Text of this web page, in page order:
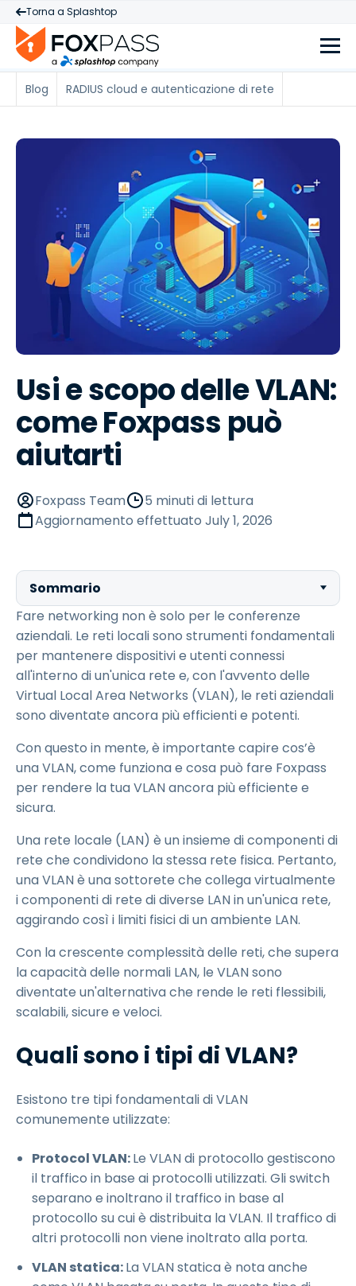
Torna a Splashtop
Blog RADIUS cloud e autenticazione di rete
Usi e scopo delle VLAN:
come Foxpass può
aiutarti
Foxpass Team
5 minuti di lettura
Aggiornamento effettuato July 1, 2026
Sommario
Fare networking non è solo per le conferenze
aziendali. Le reti locali sono strumenti fondamentali
per mantenere dispositivi e utenti connessi
all'interno di un'unica rete e, con l'avvento delle
Virtual Local Area Networks (VLAN), le reti aziendali
sono diventate ancora più efficienti e potenti.
Con questo in mente, è importante capire cos’è
una VLAN, come funziona e cosa può fare Foxpass
per rendere la tua VLAN ancora più efficiente e
sicura.
Una rete locale (LAN) è un insieme di componenti di
rete che condividono la stessa rete fisica. Pertanto,
una VLAN è una sottorete che collega virtualmente
i componenti di rete di diverse LAN in un'unica rete,
aggirando così i limiti fisici di un ambiente LAN.
Con la crescente complessità delle reti, che supera
la capacità delle normali LAN, le VLAN sono
diventate un'alternativa che rende le reti flessibili,
scalabili, sicure e veloci.
Quali sono i tipi di VLAN?
Esistono tre tipi fondamentali di VLAN
comunemente utilizzate:
Protocol VLAN:Le VLAN di protocollo gestiscono
il traffico in base ai protocolli utilizzati. Gli switch
separano e inoltrano il traffico in base al
protocollo su cui è distribuita la VLAN. Il traffico di
altri protocolli non viene inoltrato alla porta.
VLAN statica:La VLAN statica è nota anche